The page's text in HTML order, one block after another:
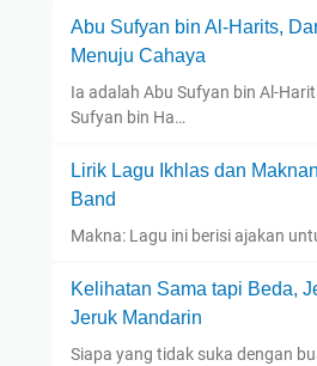
Abu Sufyan bin Al-Harits,
Menuju Cahaya
Ia adalah Abu Sufyan bin Al-
Sufyan bin Ha…
Lirik Lagu Ikhlas dan
Band
Makna: Lagu ini berisi ajakan
Kelihatan Sama tapi Beda,
Jeruk Mandarin
Siapa yang tidak suka dengan